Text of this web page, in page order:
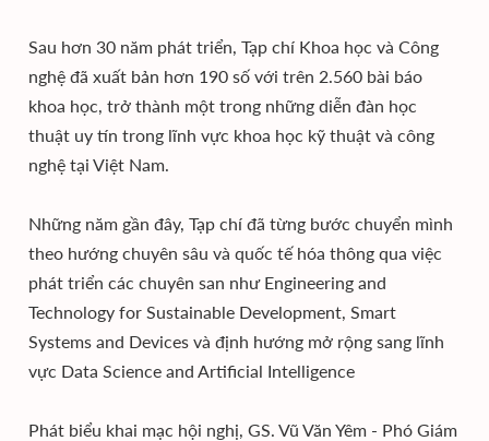
Sau hơn 30 năm phát triển, Tạp chí Khoa học và Công
nghệ đã xuất bản hơn 190 số với trên 2.560 bài báo
khoa học, trở thành một trong những diễn đàn học
thuật uy tín trong lĩnh vực khoa học kỹ thuật và công
nghệ tại Việt Nam.
Những năm gần đây, Tạp chí đã từng bước chuyển mình
theo hướng chuyên sâu và quốc tế hóa thông qua việc
phát triển các chuyên san như Engineering and
Technology for Sustainable Development, Smart
Systems and Devices và định hướng mở rộng sang lĩnh
vực Data Science and Artificial Intelligence
Phát biểu khai mạc hội nghị, GS. Vũ Văn Yêm - Phó Giám